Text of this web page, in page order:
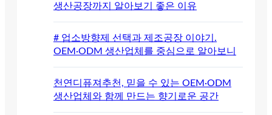
생산공장까지 알아보기 좋은 이유
# 업소방향제 선택과 제조공장 이야기.
OEM·ODM 생산업체를 중심으로 알아보니
천연디퓨져추천, 믿을 수 있는 OEM·ODM
생산업체와 함께 만드는 향기로운 공간